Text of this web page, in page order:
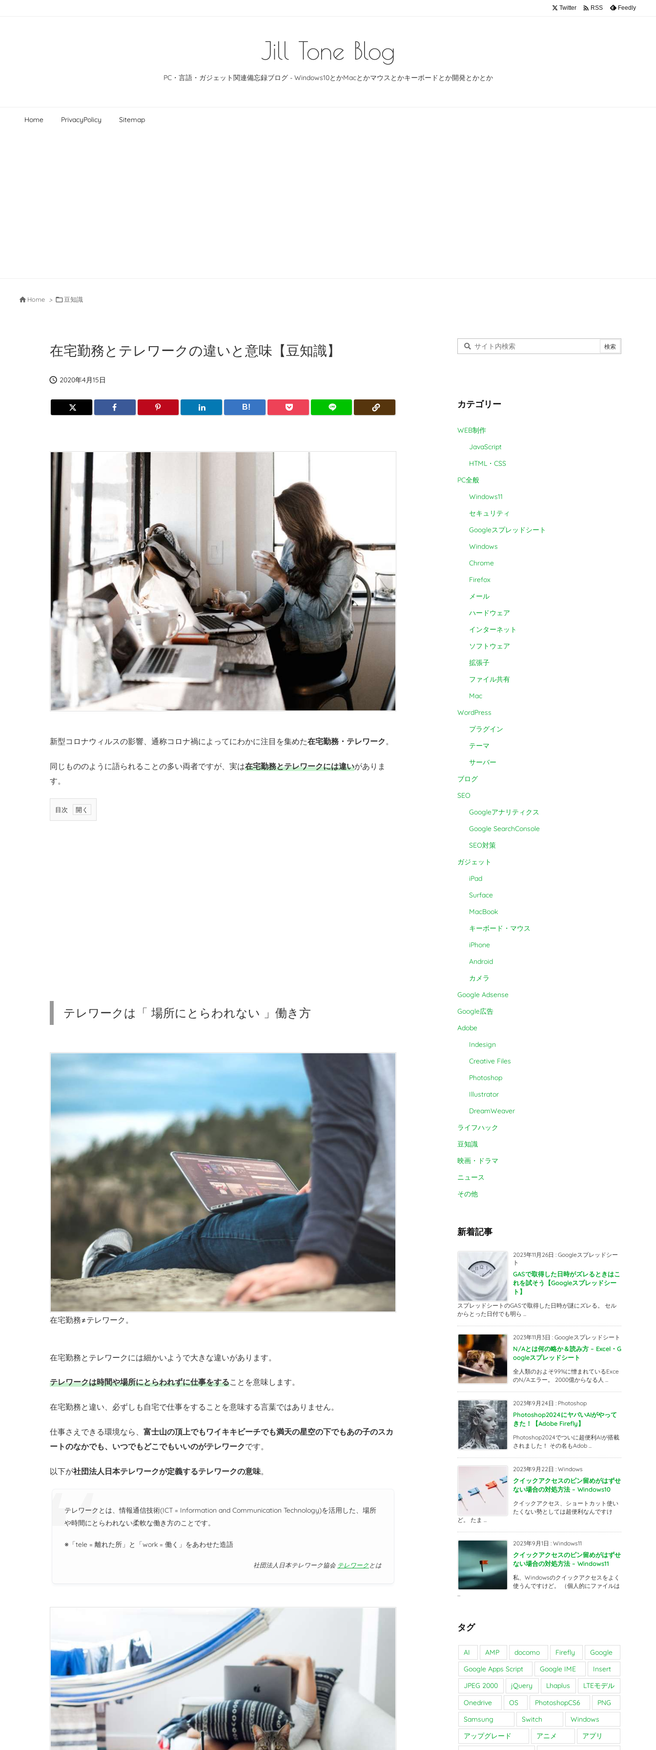
Jill Tone Blog
PC・言語・ガジェット関連備忘録ブログ - Windows10とかMacとかマウスとかキーボードとか開発とかとか
Home PrivacyPolicy Sitemap
Twitter  RSS Feedly
 Home > 豆知識
在宅勤務とテレワークの違いと意味【豆知識】
 2020年4月15日
B!
新型コロナウィルスの影響、通称コロナ禍によってにわかに注目を集めた在宅勤務・テレワーク。
同じもののように語られることの多い両者ですが、実は在宅勤務とテレワークには違いがありま
す。
目次
1.
わ
き
方
レ
ワ
ま
と
め：
在
勤
と
レ
ワ
ー
の
と
味
テレワークは「 場所にとらわれない 」働き方
在宅勤務≠テレワーク。
在宅勤務とテレワークには細かいようで大きな違いがあります。
テレワークは時間や場所にとらわれずに仕事をすることを意味します。
在宅勤務と違い、必ずしも自宅で仕事をすることを意味する言葉ではありません。
仕事さえできる環境なら、 富士山の頂上でもワイキキビーチでも満天の星空の下でもあの子のスカ
ートのなかでも、いつでもどこでもいいのがテレワークです。
以下が社団法人日本テレワークが定義するテレワークの意味。
テレワークとは、情報通信技術(ICT = Information and Communication Technology)を活用した、場所
や時間にとらわれない柔軟な働き方のことです。
※「tele = 離れた所」と「work = 働く」をあわせた造語
社団法人日本テレワーク協会 テレワーク とは
カテゴリー
WEB制作
JavaScript
HTML・CSS
PC全般
Windows11
セキュリティ
Googleスプレッドシート
Windows
Chrome
Firefox
メール
ハードウェア
インターネット
ソフトウェア
拡張子
ファイル共有
Mac
WordPress
プラグイン
テーマ
サーバー
ブログ
SEO
Googleアナリティクス
Google SearchConsole
SEO対策
ガジェット
iPad
Surface
MacBook
キーボード・マウス
iPhone
Android
カメラ
Google Adsense
Google広告
Adobe
Indesign
Creative Files
Photoshop
Illustrator
DreamWeaver
ライフハック
豆知識
映画・ドラマ
ニュース
その他
新着記事
2023年11月26日 : Googleスプレッドシー
ト
GASで取得した日時がズレるときはこ
れを試そう【Googleスプレッドシー
ト】
スプレッドシートのGASで取得した日時が謎にズレる。 セル
からとった日付でも明ら ...
2023年11月3日 : Googleスプレッドシート
N/Aとは何の略か＆読み方 – Excel・G
oogleスプレッドシート
全人類のおよそ99%に憎まれているExce
のN/Aエラー。 2000億からなる人 ...
2023年9月24日 : Photoshop
Photoshop2024にヤバいAIがやって
きた！【Adobe Firefly】
Photoshop2024でついに超便利AIが搭載
されました！ その名もAdob ...
2023年9月22日 : Windows
クイックアクセスのピン留めがはずせ
ない場合の対処方法 – Windows10
クイックアクセス、ショートカット使い
たくない勢としては超便利なんですけ
ど。 たま ...
2023年9月1日 : Windows11
クイックアクセスのピン留めがはずせ
ない場合の対処方法 – Windows11
私、Windowsのクイックアクセスをよく
使うんですけど。 （個人的にファイルは
...
タグ
AI AMP docomo Firefly
Google
Google Apps Script
Google IME
Insert
JPEG 2000
jQuery Lhaplus
LTEモデル
Onedrive
OS PhotoshopCS6
PNG
Samsung
Switch
Windows
アップグレード
アニメ
アプリ